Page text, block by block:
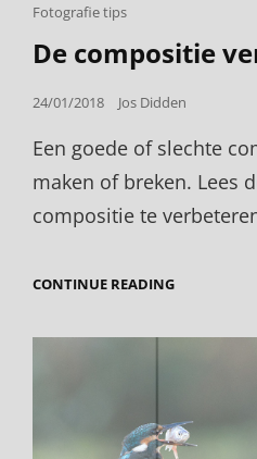
Cat
Fotografie tips
De compositie
Posted
24/01/2018 Jos Didden
Een goede of slechte
maken of breken. Lees
compositie te
CONTINUE READINGDE